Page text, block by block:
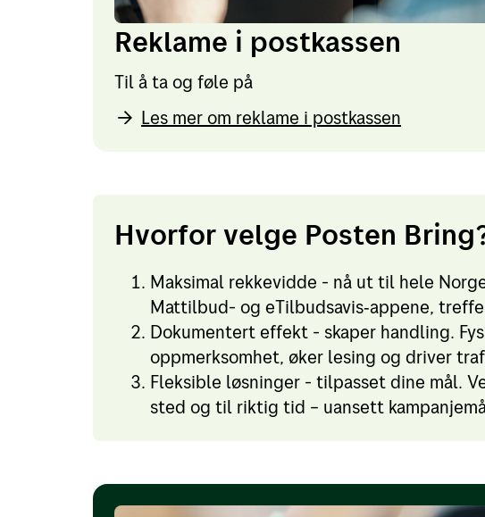
Reklame i postkassen
Til å ta og føle på
Les mer om reklame i postkassen
Hvorfor velge Posten
Maksimal rekkevidde - nå ut til hele
Mattilbud- og eTilbudsavis‑appene,
Dokumentert effekt - skaper handling.
oppmerksomhet, øker lesing og driver
Fleksible løsninger - tilpasset dine mål.
sted og til riktig tid – uansett